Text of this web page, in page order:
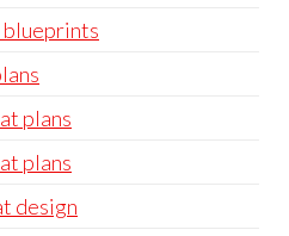
blueprints
plans
plans
design